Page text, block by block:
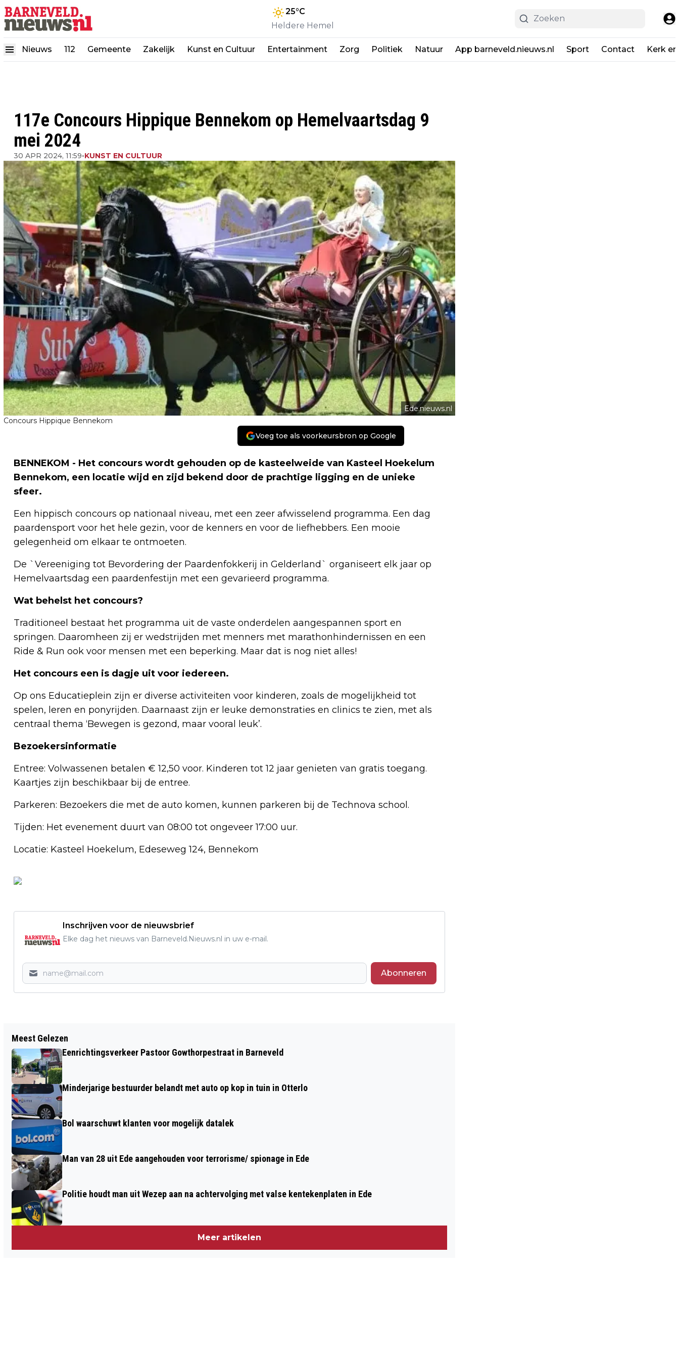
25°C
Heldere Hemel
Nieuws 112 Gemeente Zakelijk Kunst en Cultuur Entertainment Zorg Politiek Natuur App barneveld.nieuws.nl Sport Contact Kerk
117e Concours Hippique Bennekom op Hemelvaartsdag 9
mei 2024
30 APR 2024, 11:59•KUNST EN CULTUUR
Ede.nieuws.nl
Concours Hippique Bennekom
Voeg toe als voorkeursbron op Google
BENNEKOM - Het concours wordt gehouden op de kasteelweide van Kasteel Hoekelum
Bennekom, een locatie wijd en zijd bekend door de prachtige ligging en de unieke
sfeer.
Een hippisch concours op nationaal niveau, met een zeer afwisselend programma. Een dag
paardensport voor het hele gezin, voor de kenners en voor de liefhebbers. Een mooie
gelegenheid om elkaar te ontmoeten.
De `Vereeniging tot Bevordering der Paardenfokkerij in Gelderland` organiseert elk jaar op
Hemelvaartsdag een paardenfestijn met een gevarieerd programma.
Wat behelst het concours?
Traditioneel bestaat het programma uit de vaste onderdelen aangespannen sport en
springen. Daaromheen zij er wedstrijden met menners met marathonhindernissen en een
Ride & Run ook voor mensen met een beperking. Maar dat is nog niet alles!
Het concours een is dagje uit voor iedereen.
Op ons Educatieplein zijn er diverse activiteiten voor kinderen, zoals de mogelijkheid tot
spelen, leren en ponyrijden. Daarnaast zijn er leuke demonstraties en clinics te zien, met als
centraal thema ‘Bewegen is gezond, maar vooral leuk’.
Bezoekersinformatie
Entree: Volwassenen betalen € 12,50 voor. Kinderen tot 12 jaar genieten van gratis toegang.
Kaartjes zijn beschikbaar bij de entree.
Parkeren: Bezoekers die met de auto komen, kunnen parkeren bij de Technova school.
Tijden: Het evenement duurt van 08:00 tot ongeveer 17:00 uur.
Locatie: Kasteel Hoekelum, Edeseweg 124, Bennekom
Inschrijven voor de nieuwsbrief
Elke dag het nieuws van Barneveld.Nieuws.nl in uw e-mail.
Abonneren
TRAUMAHELIKOPTER INGEZET VOOR
ONGEVAL OP SNELWEG IN EDE
(WANDELEN)
Meest Gelezen
Eenrichtingsverkeer Pastoor Gowthorpestraat in Barneveld
Minderjarige bestuurder belandt met auto op kop in tuin in Otterlo
Bol waarschuwt klanten voor mogelijk datalek
Man van 28 uit Ede aangehouden voor terrorisme/ spionage in Ede
Politie houdt man uit Wezep aan na achtervolging met valse kentekenplaten in Ede
Meer artikelen